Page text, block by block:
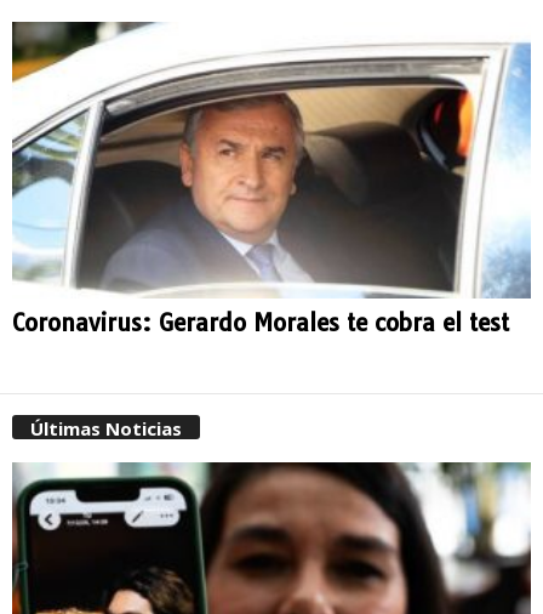
Coronavirus: Gerardo Morales te cobra el test
Últimas Noticias